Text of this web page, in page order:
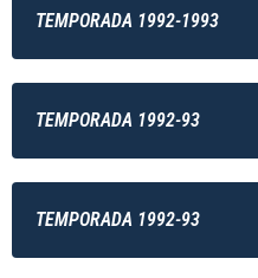
TEMPORADA 1992-1993
TEMPORADA 1992-93
TEMPORADA 1992-93